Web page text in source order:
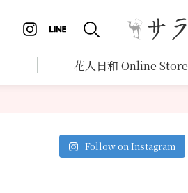
花人日和 Online Store
Follow on Instagram